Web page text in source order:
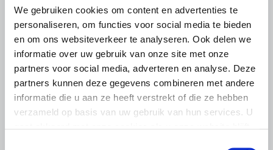
We gebruiken cookies om content en advertenties te
personaliseren, om functies voor social media te bieden
en om ons websiteverkeer te analyseren. Ook delen we
informatie over uw gebruik van onze site met onze
partners voor social media, adverteren en analyse. Deze
partners kunnen deze gegevens combineren met andere
informatie die u aan ze heeft verstrekt of die ze hebben
verzameld op basis van uw gebruik van hun services. U
Gewasbescherming ondertekend. Het convenant helpt
telers om hun teelten verder te verduurzamen én biedt
hun meer rechtszekerheid en langjarig
handelingsperspectief.
Lees meer